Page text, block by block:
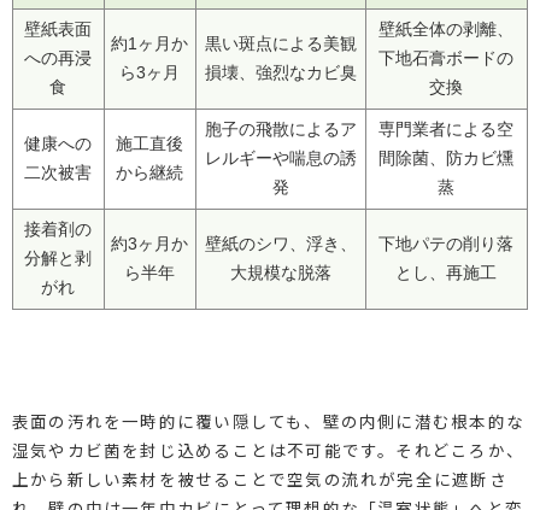
壁紙表面
への再浸
食
約1ヶ月か
ら3ヶ月
黒い斑点による美観
損壊、強烈なカビ臭
壁紙全体の剥離、
下地石膏ボードの
交換
健康への
二次被害
施工直後
から継続
胞子の飛散によるア
レルギーや喘息の誘
発
専門業者による空
間除菌、防カビ燻
蒸
接着剤の
分解と剥
がれ
約3ヶ月か
ら半年
壁紙のシワ、浮き、
大規模な脱落
下地パテの削り落
とし、再施工
表面の汚れを一時的に覆い隠しても、壁の内側に潜む根本的な
湿気やカビ菌を封じ込めることは不可能です。それどころか、
上から新しい素材を被せることで空気の流れが完全に遮断さ